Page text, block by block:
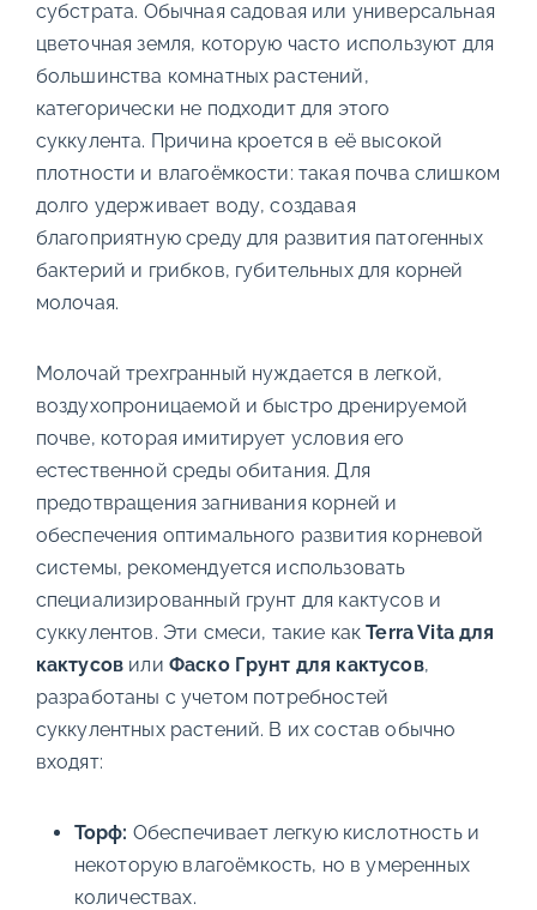
субстрата. Обычная садовая или универсальная
цветочная земля, которую часто используют для
большинства комнатных растений,
категорически не подходит для этого
суккулента. Причина кроется в её высокой
плотности и влагоёмкости: такая почва слишком
долго удерживает воду, создавая
благоприятную среду для развития патогенных
бактерий и грибков, губительных для корней
молочая.
Молочай трехгранный нуждается в легкой,
воздухопроницаемой и быстро дренируемой
почве, которая имитирует условия его
естественной среды обитания. Для
предотвращения загнивания корней и
обеспечения оптимального развития корневой
системы, рекомендуется использовать
специализированный грунт для кактусов и
суккулентов. Эти смеси, такие какTerra Vita для
кактусов или Фаско Грунт для кактусов,
разработаны с учетом потребностей
суккулентных растений. В их состав обычно
входят:
Торф: Обеспечивает легкую кислотность и
некоторую влагоёмкость, но в умеренных
количествах.